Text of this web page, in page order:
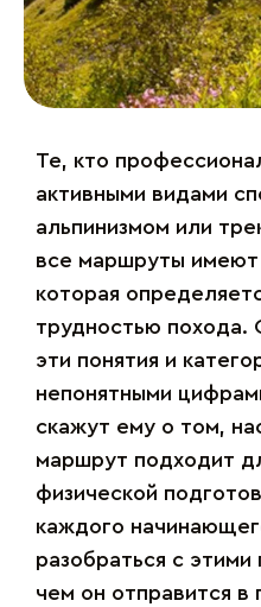
Те, кто
активными видами
альпинизмом или
все маршруты
которая
трудностью похода.
эти понятия и
непонятными
скажут ему о том,
маршрут подходит
физической
каждого
разобраться с
чем он отправится в